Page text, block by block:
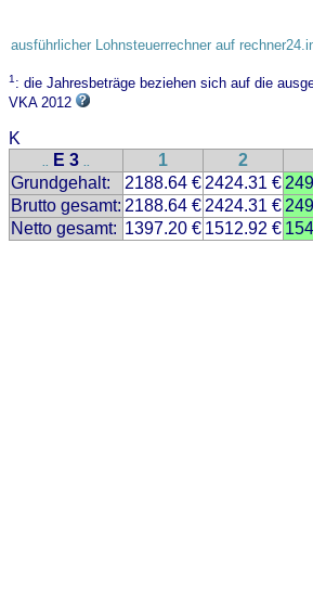
ausführlicher Lohnsteuerrechner auf
1: die Jahresbeträge beziehen sich auf die
VKA 2012
K
.. E 3 .. 1 2
Grundgehalt:
2188.64 € 2424.31 €
Brutto gesamt: 2188.64 € 2424.31 €
Netto gesamt: 1397.20 € 1512.92 €